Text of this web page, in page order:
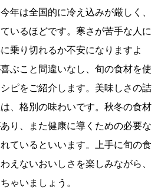
年は全国的に冷え込みが厳しく、
いるほどです。寒さが苦手な人に
乗り切れるか不安になりますよ
ぶこと間違いなし、旬の食材を使
ピをご紹介します。美味しさの詰
、格別の味わいです。秋冬の食材
り、また健康に導くための必要な
ているといいます。上手に旬の食
えないおいしさを楽しみながら、
ゃいましょう。